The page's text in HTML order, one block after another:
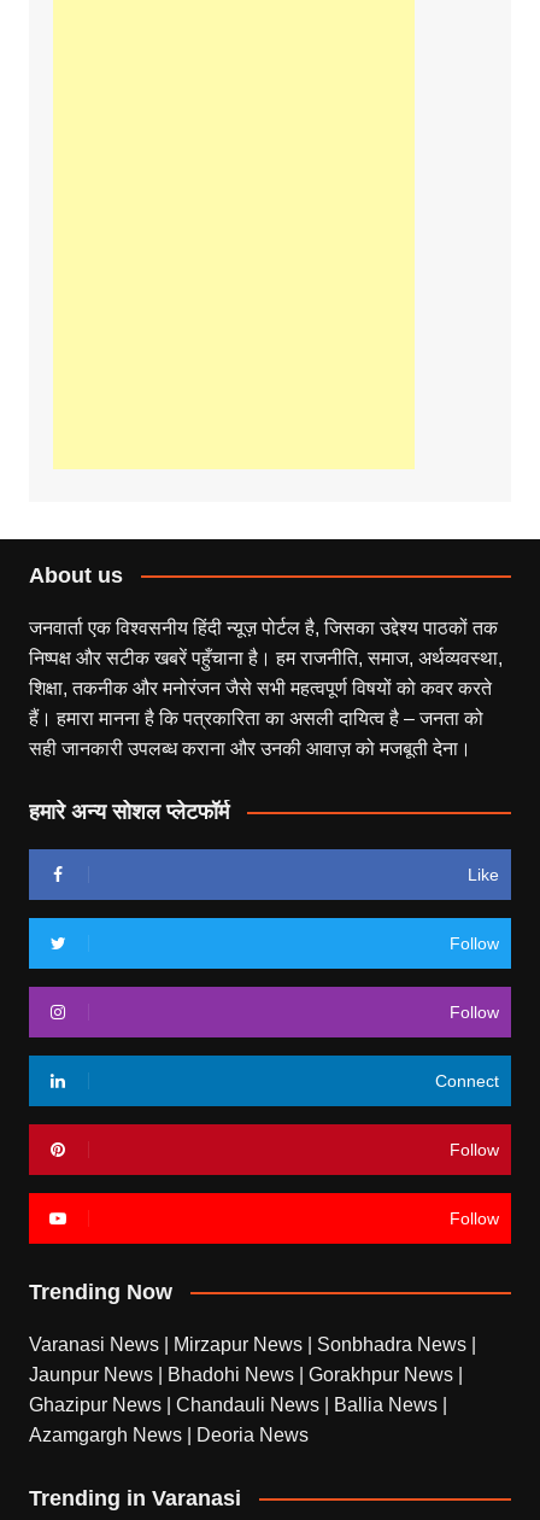
About us
जनवार्ता एक विश्वसनीय हिंदी न्यूज़ पोर्टल है, जिसका उद्देश्य पाठकों तक
निष्पक्ष और सटीक खबरें पहुँचाना है। हम राजनीति, समाज, अर्थव्यवस्था,
शिक्षा, तकनीक और मनोरंजन जैसे सभी महत्वपूर्ण विषयों को कवर करते
हैं। हमारा मानना है कि पत्रकारिता का असली दायित्व है – जनता को
सही जानकारी उपलब्ध कराना और उनकी आवाज़ को मजबूती देना।
हमारे अन्य सोशल प्लेटफॉर्म
Like
Follow
Follow
Connect
Follow
Follow
Trending Now
Varanasi News Mirzapur News Sonbhadra News
Jaunpur News
Bhadohi News Gorakhpur News
Ghazipur News
Chandauli News Ballia News
Azamgargh News
Deoria News
Trending in Varanasi